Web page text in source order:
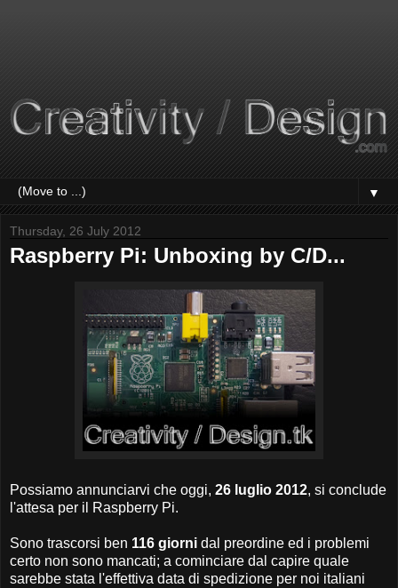
▼
Thursday, 26 July 2012
Raspberry Pi: Unboxing by C/D...
Possiamo annunciarvi che oggi, 26 luglio 2012, si conclude
l'attesa per il Raspberry Pi.
Sono trascorsi ben 116 giorni dal preordine ed i problemi
certo non sono mancati; a cominciare dal capire quale
sarebbe stata l'effettiva data di spedizione per noi italiani